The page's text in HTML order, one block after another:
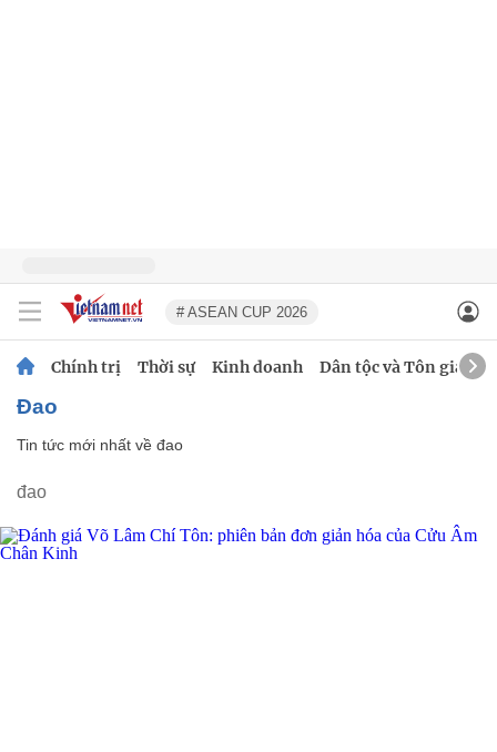
# ASEAN CUP 2026
Chính trị Thời sự Kinh doanh Dân tộc và Tôn giáo
đao
Tin tức mới nhất về đao
đao